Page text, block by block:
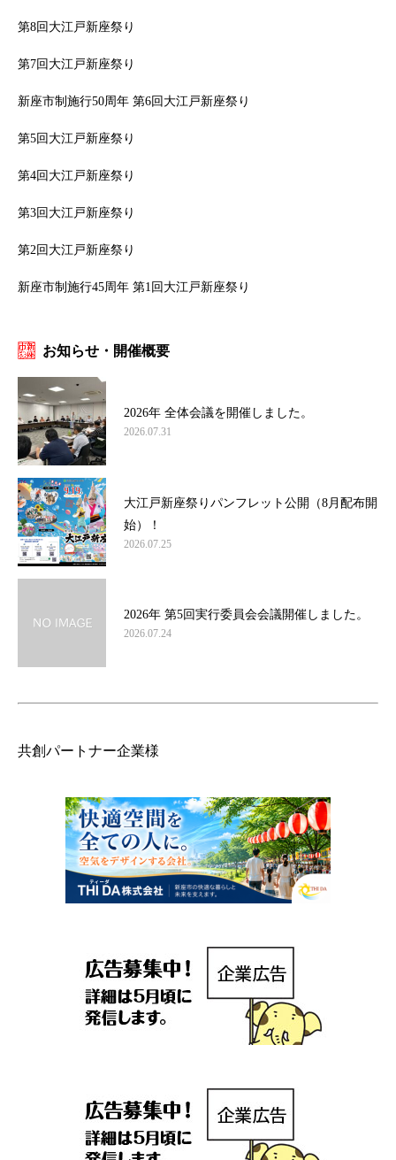
第8回大江戸新座祭り
第7回大江戸新座祭り
新座市制施行50周年 第6回大江戸新座祭り
第5回大江戸新座祭り
第4回大江戸新座祭り
第3回大江戸新座祭り
第2回大江戸新座祭り
新座市制施行45周年 第1回大江戸新座祭り
お知らせ・開催概要
2026年 全体会議を開催しました。
2026.07.31
大江戸新座祭りパンフレット公開（8月配布開
始）！
2026.07.25
2026年 第5回実行委員会会議開催しました。
2026.07.24
共創パートナー企業様